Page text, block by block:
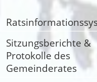
Sitzungsberichte &
Protokolle des
Gemeinderates